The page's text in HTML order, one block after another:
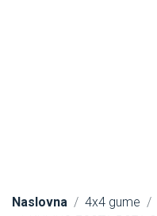
Naslovna 4x4 gume